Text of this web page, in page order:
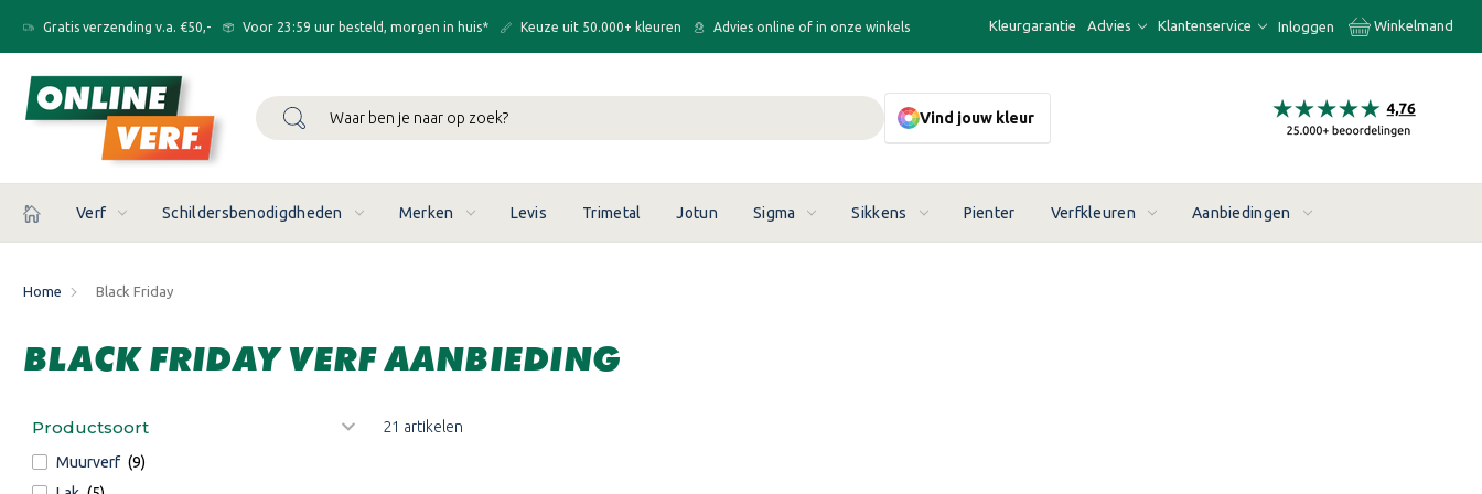
Gratis verzending v.a. €50,- Voor 23:59 uur besteld, morgen in huis* Keuze uit 50.000+ kleuren Advies online of in onze winkels Kleurgarantie Advies Klantenservice Inloggen Winkelmand
Zoeken
Vind jouw kleur
Verf Schildersbenodigdheden Merken Levis Trimetal Jotun Sigma Sikkens Pienter Verfkleuren Aanbiedingen
Home Black Friday
BLACK FRIDAY VERF AANBIEDING
Productsoort
Muurverf (9)
21 artikelen